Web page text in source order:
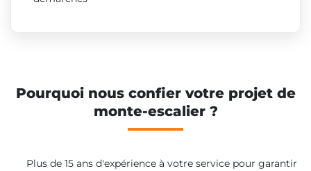
Pourquoi nous confier votre projet de
monte-escalier ?
Plus de 15 ans d'expérience à votre service pour garantir